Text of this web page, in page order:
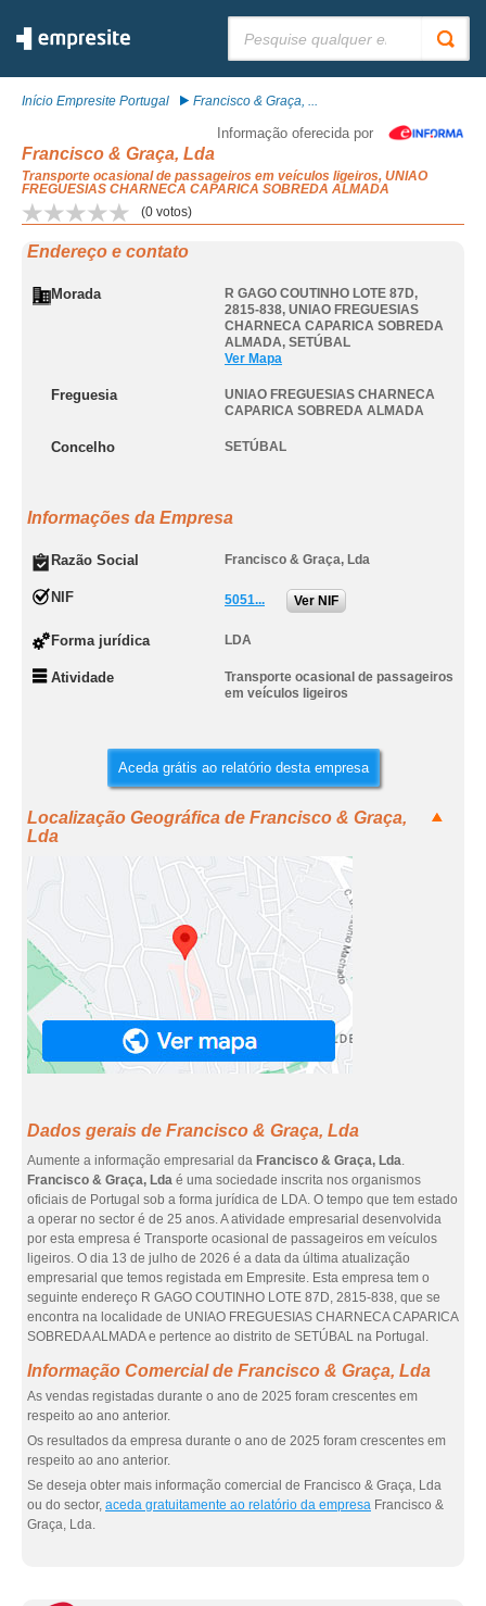
Início Empresite Portugal Francisco & Graça, ...
Informação oferecida por
Francisco & Graça, Lda
Transporte ocasional de passageiros em veículos ligeiros, UNIAO
FREGUESIAS CHARNECA CAPARICA SOBREDA ALMADA
(0 votos)
Endereço e contato
Morada
R GAGO COUTINHO LOTE 87D,
2815-838, UNIAO FREGUESIAS
CHARNECA CAPARICA SOBREDA
ALMADA, SETÚBAL
Ver Mapa
Freguesia
UNIAO FREGUESIAS CHARNECA
CAPARICA SOBREDA ALMADA
Concelho SETÚBAL
Informações da Empresa
Razão Social Francisco & Graça, Lda
NIF 5051... Ver NIF
Forma jurídica LDA
Atividade
Transporte ocasional de passageiros
em veículos ligeiros
Aceda grátis ao relatório desta empresa
Localização Geográfica de Francisco & Graça,
Lda
Dados gerais de Francisco & Graça, Lda
Aumente a informação empresarial da Francisco & Graça, Lda.
Francisco & Graça, Lda é uma sociedade inscrita nos organismos
oficiais de Portugal sob a forma jurídica de LDA. O tempo que tem estado
a operar no sector é de 25 anos. A atividade empresarial desenvolvida
por esta empresa é Transporte ocasional de passageiros em veículos
ligeiros. O dia 13 de julho de 2026 é a data da última atualização
empresarial que temos registada em Empresite. Esta empresa tem o
seguinte endereço R GAGO COUTINHO LOTE 87D, 2815-838, que se
encontra na localidade de UNIAO FREGUESIAS CHARNECA CAPARICA
SOBREDA ALMADA e pertence ao distrito de SETÚBAL na Portugal.
Informação Comercial de Francisco & Graça, Lda
As vendas registadas durante o ano de 2025 foram crescentes em
respeito ao ano anterior.
Os resultados da empresa durante o ano de 2025 foram crescentes em
respeito ao ano anterior.
Se deseja obter mais informação comercial de Francisco & Graça, Lda
ou do sector, aceda gratuitamente ao relatório da empresa Francisco &
Graça, Lda.